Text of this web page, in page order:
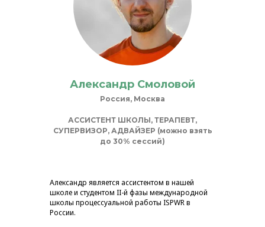
Александр Смоловой
Россия, Москва
АССИСТЕНТ ШКОЛЫ, ТЕРАПЕВТ,
СУПЕРВИЗОР, АДВАЙЗЕР (можно взять
до 30% сессий)
Александр является ассистентом в нашей
школе и студентом II-й фазы международной
школы процессуальной работы ISPWR в
России.